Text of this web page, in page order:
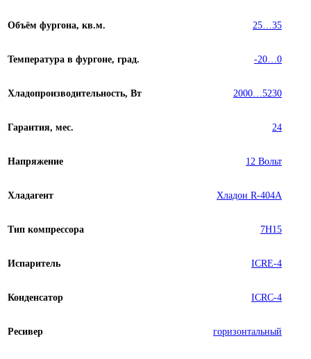
Объём фургона, кв.м. 25…35
Температура в фургоне, град. -20…0
Хладопроизводительность, Вт 2000…5230
Гарантия, мес. 24
Напряжение 12 Вольт
Хладагент Хладон R-404A
Тип компрессора 7H15
Испаритель ICRE-4
Конденсатор ICRC-4
Ресивер горизонтальный